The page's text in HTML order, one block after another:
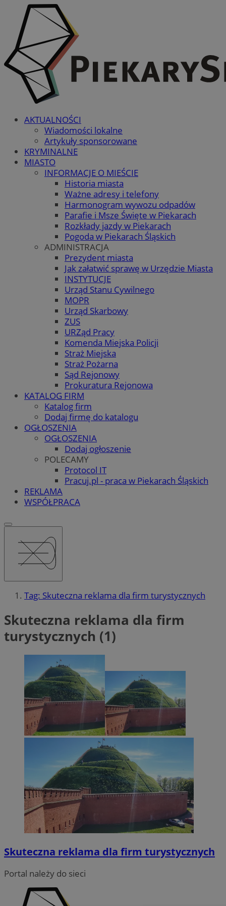
AKTUALNOŚCI
Wiadomości lokalne
Artykuły sponsorowane
KRYMINALNE
MIASTO
INFORMACJE O MIEŚCIE
Historia miasta
Ważne adresy i telefony
Harmonogram wywozu odpadów
Parafie i Msze Święte w Piekarach
Rozkłady jazdy w Piekarach
Pogoda w Piekarach Śląskich
ADMINISTRACJA
Prezydent miasta
Jak załatwić sprawę w Urzędzie Miasta
INSTYTUCJE
Urząd Stanu Cywilnego
MOPR
Urząd Skarbowy
ZUS
URZąd Pracy
Komenda Miejska Policji
Straż Miejska
Straż Pożarna
Sąd Rejonowy
Prokuratura Rejonowa
KATALOG FIRM
Katalog firm
Dodaj firmę do katalogu
OGŁOSZENIA
OGŁOSZENIA
Dodaj ogłoszenie
POLECAMY
Protocol IT
Pracuj.pl - praca w Piekarach Śląskich
REKLAMA
WSPÓŁPRACA
Tag: Skuteczna reklama dla firm turystycznych
Skuteczna reklama dla firm
turystycznych (1)
Skuteczna reklama dla firm turystycznych
Portal należy do sieci